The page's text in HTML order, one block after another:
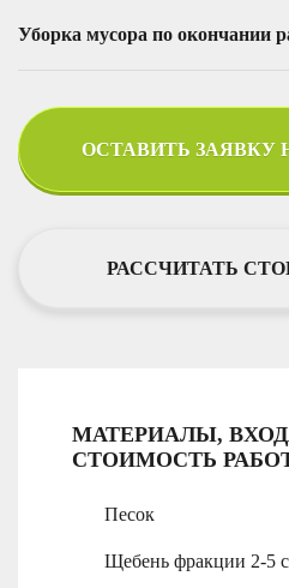
Уборка мусора по окончании
ОСТАВИТЬ ЗАЯВКУ
РАССЧИТАТЬ
МАТЕРИАЛЫ,
СТОИМОСТЬ
Песок
Щебень фракции 2-5